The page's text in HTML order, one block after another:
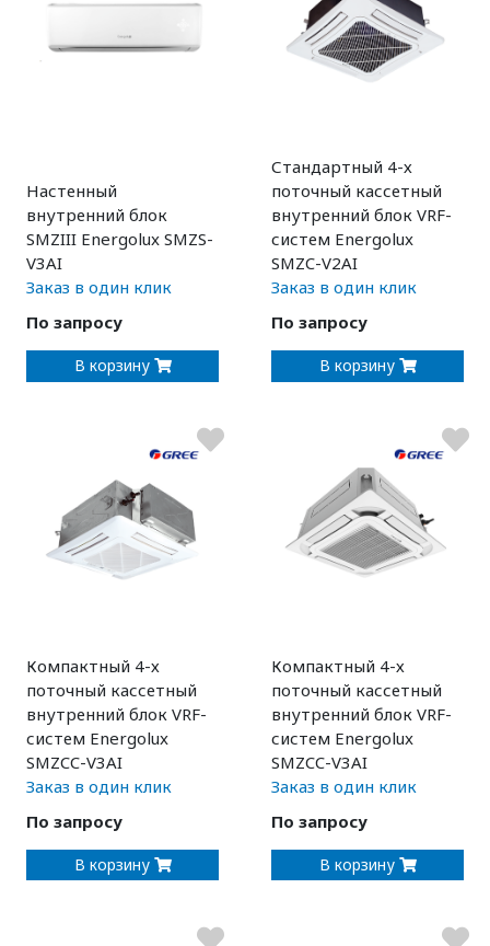
Настенный
внутренний блок
SMZIII Energolux SMZS-
V3AI
Заказ в один клик
По запросу
В корзину
Стандартный 4-х
поточный кассетный
внутренний блок VRF-
систем Energolux
SMZC-V2AI
Заказ в один клик
По запросу
В корзину
Компактный 4-х
поточный кассетный
внутренний блок VRF-
систем Energolux
SMZCC-V3AI
Заказ в один клик
По запросу
В корзину
Компактный 4-х
поточный кассетный
внутренний блок VRF-
систем Energolux
SMZCC-V3AI
Заказ в один клик
По запросу
В корзину